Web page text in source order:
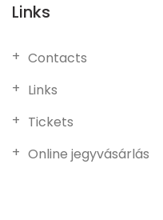
Links
Contacts
Links
Tickets
Online jegyvásárlás